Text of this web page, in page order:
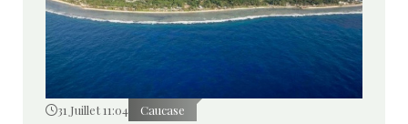
31 Juillet 11:04 Caucase